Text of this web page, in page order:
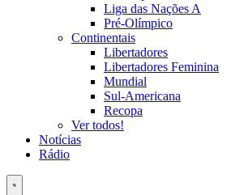
Liga das Nações A
Pré-Olímpico
Continentais
Libertadores
Libertadores Feminina
Mundial
Sul-Americana
Recopa
Ver todos!
Notícias
Rádio